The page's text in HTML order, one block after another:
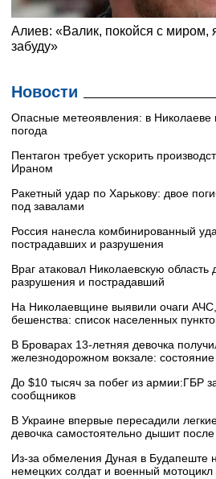
Новости
Опасные метеоявления: в Николаеве
погода
Пентагон требует ускорить
Ираном
Ракетный удар по Харькову: двое
под завалами
Россия нанесла комбинированный
пострадавших и разрушения
Враг атаковал Николаевскую область
разрушения и пострадавший
На Николаевщине выявили очаги
бешенства: список населенных
В Броварах 13-летняя девочка
железнодорожном вокзале:
До $10 тысяч за побег из армии:ГБР
сообщников
В Украине впервые пересадили
девочка самостоятельно дышит
Из-за обмеления Дуная в Будапеште
немецких солдат и военный мотоцикл